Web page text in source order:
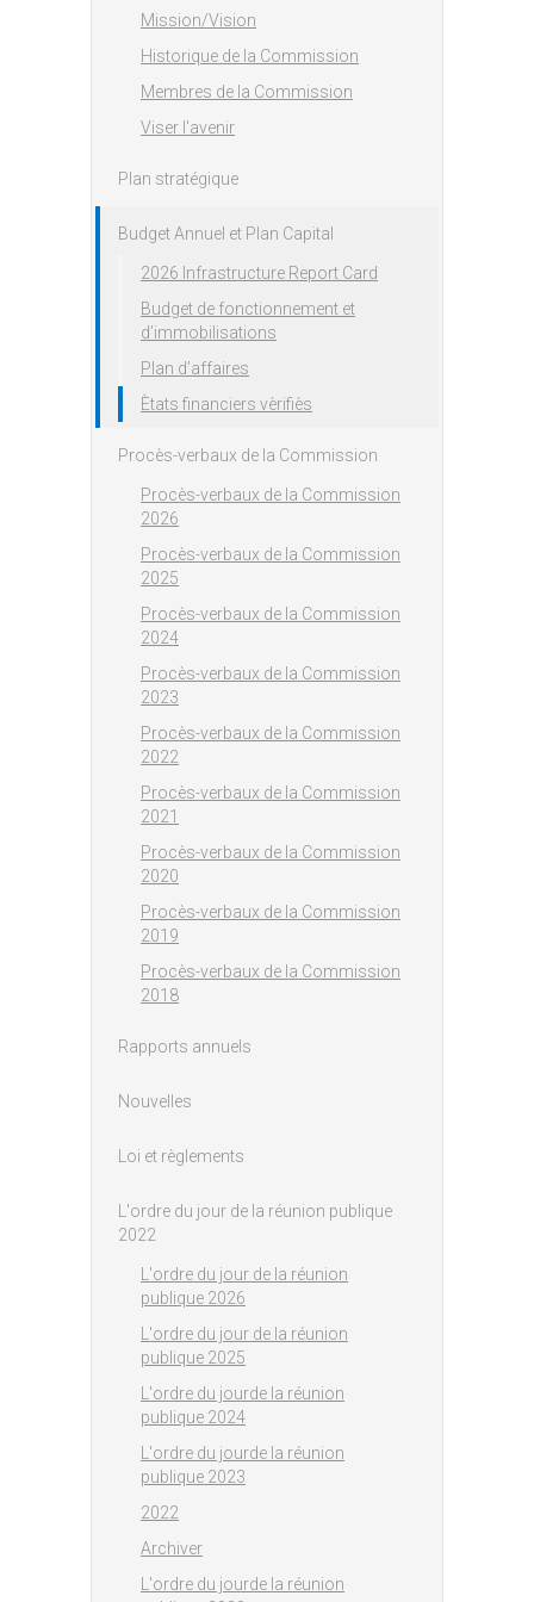
Mission/Vision
Historique de la Commission
Membres de la Commission
Viser l'avenir
Plan stratégique
Budget Annuel et Plan Capital
2026 Infrastructure Report Card
Budget de fonctionnement et
d’immobilisations
Plan d’affaires
Ètats financiers vèrifiès
Procès-verbaux de la Commission
Procès-verbaux de la Commission
2026
Procès-verbaux de la Commission
2025
Procès-verbaux de la Commission
2024
Procès-verbaux de la Commission
2023
Procès-verbaux de la Commission
2022
Procès-verbaux de la Commission
2021
Procès-verbaux de la Commission
2020
Procès-verbaux de la Commission
2019
Procès-verbaux de la Commission
2018
Rapports annuels
Nouvelles
Loi et règlements
L'ordre du jour de la réunion publique
2022
L'ordre du jour de la réunion
publique 2026
L'ordre du jour de la réunion
publique 2025
L'ordre du jourde la réunion
publique 2024
L'ordre du jourde la réunion
publique 2023
2022
Archiver
L'ordre du jourde la réunion